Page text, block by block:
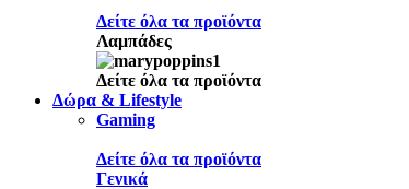
Δείτε όλα τα προϊόντα
Λαμπάδες
Δείτε όλα τα προϊόντα
Δώρα & Lifestyle
Gaming
Δείτε όλα τα προϊόντα
Γενικά